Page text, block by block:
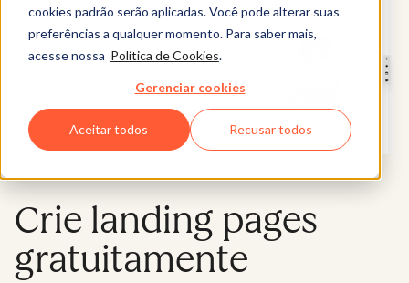
cookies padrão serão aplicadas. Você pode alterar suas
preferências a qualquer momento. Para saber mais,
acesse nossa Política de Cookies.
Gerenciar cookies
Aceitar todos Recusar todos
Crie landing pages
gratuitamente